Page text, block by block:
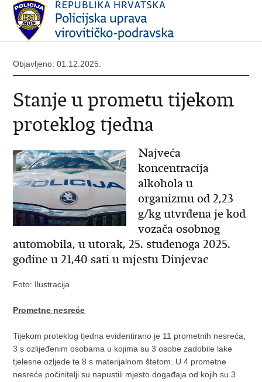
Objavljeno: 01.12.2025.
Stanje u prometu tijekom
proteklog tjedna
Najveća
koncentracija
alkohola u
organizmu od 2,23
g/kg utvrđena je kod
vozača osobnog
automobila, u utorak, 25. studenoga 2025.
godine u 21,40 sati u mjestu Dinjevac
Foto: Ilustracija
Prometne nesreće
Tijekom proteklog tjedna evidentirano je 11 prometnih nesreća,
3 s ozlijeđenim osobama u kojima su 3 osobe zadobile lake
tjelesne ozljede te 8 s materijalnom štetom. U 4 prometne
nesreće počinitelji su napustili mjesto događaja od kojih su 3